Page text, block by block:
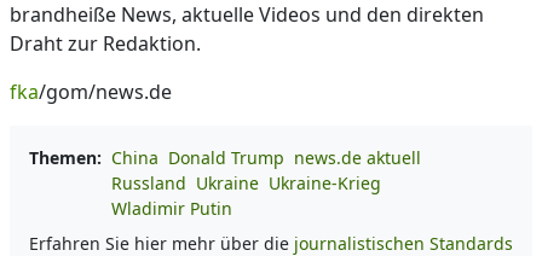
brandheiße News, aktuelle Videos und den direkten
Draht zur Redaktion.
fka/gom/news.de
Themen: China Donald Trump news.de aktuell
Russland Ukraine Ukraine-Krieg
Wladimir Putin
Erfahren Sie hier mehr über die journalistischen Standards